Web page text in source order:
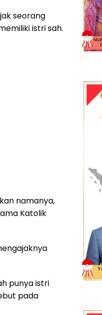
seorang
istri sah.
namanya,
Katolik
punya istri
pada